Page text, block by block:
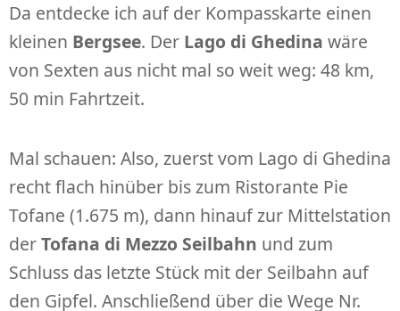
Da entdecke ich auf der Kompasskarte einen
kleinen Bergsee. Der Lago di Ghedina wäre
von Sexten aus nicht mal so weit weg: 48 km,
50 min Fahrtzeit.
Mal schauen: Also, zuerst vom Lago di Ghedina
recht flach hinüber bis zum Ristorante Pie
Tofane (1.675 m), dann hinauf zur Mittelstation
derTofana di Mezzo Seilbahn und zum
Schluss das letzte Stück mit der Seilbahn auf
den Gipfel. Anschließend über die Wege Nr.